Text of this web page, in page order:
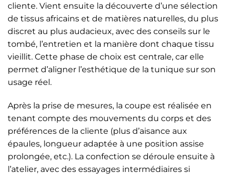
cliente. Vient ensuite la découverte d’une sélection
de tissus africains et de matières naturelles, du plus
discret au plus audacieux, avec des conseils sur le
tombé, l’entretien et la manière dont chaque tissu
vieillit. Cette phase de choix est centrale, car elle
permet d’aligner l’esthétique de la tunique sur son
usage réel.
Après la prise de mesures, la coupe est réalisée en
tenant compte des mouvements du corps et des
préférences de la cliente (plus d’aisance aux
épaules, longueur adaptée à une position assise
prolongée, etc.). La confection se déroule ensuite à
l’atelier, avec des essayages intermédiaires si